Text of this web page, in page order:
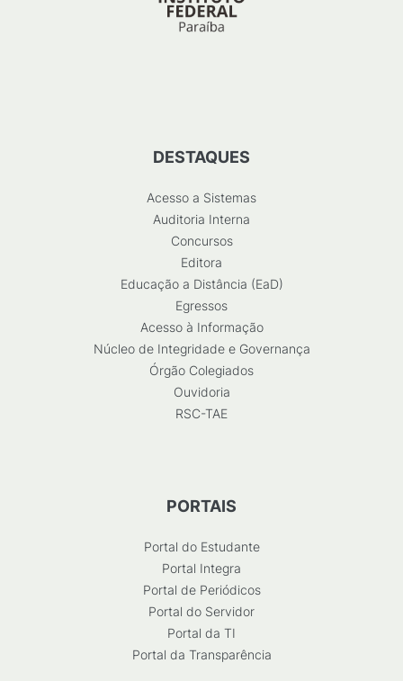
DESTAQUES
Acesso a Sistemas
Auditoria Interna
Concursos
Editora
Educação a Distância (EaD)
Egressos
Acesso à Informação
Núcleo de Integridade e Governança
Órgão Colegiados
Ouvidoria
RSC-TAE
PORTAIS
Portal do Estudante
Portal Integra
Portal de Periódicos
Portal do Servidor
Portal da TI
Portal da Transparência